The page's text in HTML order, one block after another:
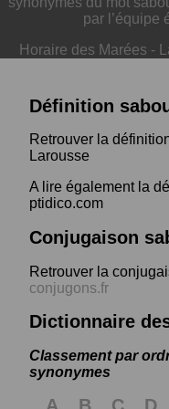
par l’équipe
Horaire des Marées -
Définition
Retrouver la
Larousse
A lire également la
ptidico.com
Conjugaison
Retrouver la
conjugons.fr
Dictionnaire
Classement par
synonymes